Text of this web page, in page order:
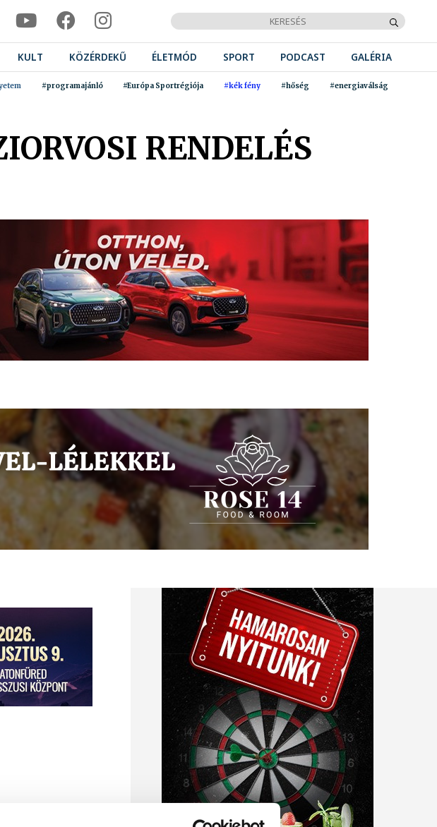
KULT KÖZÉRDEKŰ ÉLETMÓD SPORT PODCAST GALÉRIA
#programajánló #Európa Sportrégiója #kék fény #hőség #energiaválság
RENDELÉS